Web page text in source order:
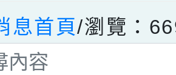
息首頁/瀏覽：